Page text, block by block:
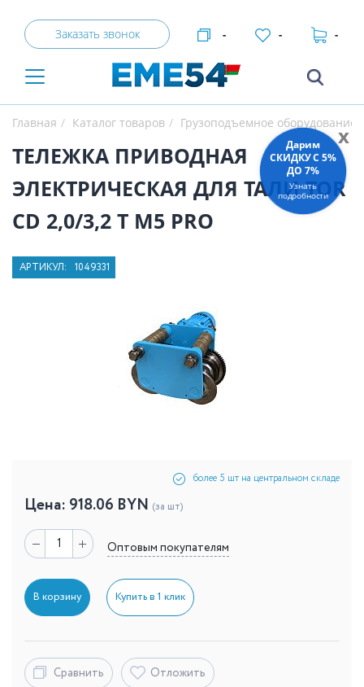
Заказать звонок - - -
Главная Каталог товаров Грузоподъемное оборудование
ТЕЛЕЖКА ПРИВОДНАЯ
ЭЛЕКТРИЧЕСКАЯ ДЛЯ ТАЛИ TOR
CD 2,0/3,2 Т М5 PRO
АРТИКУЛ: 1049331
более 5 шт на центральном складе
Цена: 918.06 BYN (за шт)
Оптовым покупателям
В корзину Купить в 1 клик
Сравнить Отложить
x
Дарим
СКИДКУ C 5%
ДО 7%
Узнать
подробности